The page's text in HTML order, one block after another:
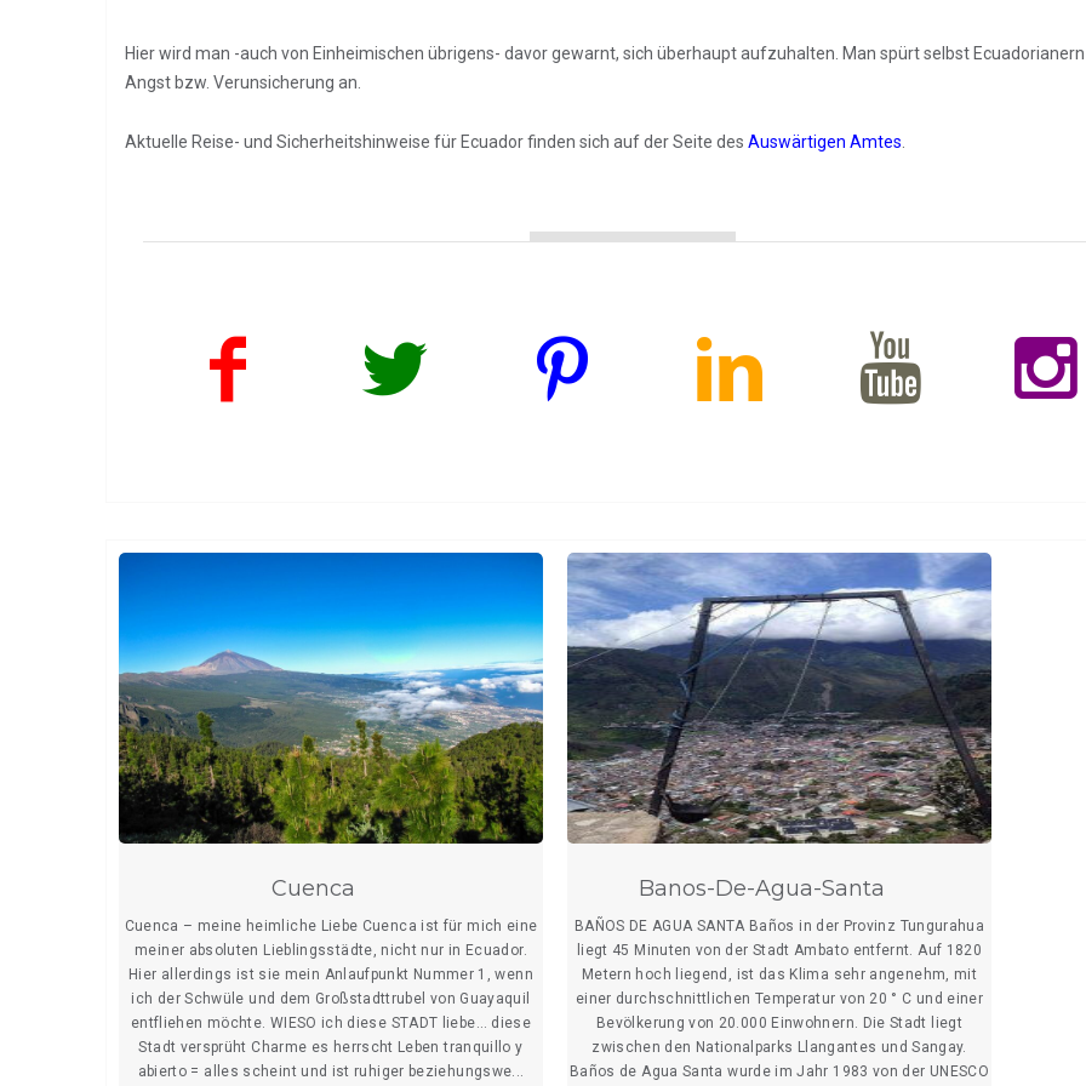
Hier wird man -auch von Einheimischen übrigens- davor gewarnt, sich überhaupt aufzuhalten. Man spürt selbst
Angst bzw. Verunsicherung an.
Aktuelle Reise- und Sicherheitshinweise für Ecuador finden sich auf der Seite des Auswärtigen Amtes
Cuenca
Cuenca – meine heimliche Liebe Cuenca ist für mich eine
meiner absoluten Lieblingsstädte, nicht nur in Ecuador.
Hier allerdings ist sie mein Anlaufpunkt Nummer 1, wenn
ich der Schwüle und dem Großstadttrubel von Guayaquil
entfliehen möchte. WIESO ich diese STADT liebe… diese
Stadt versprüht Charme es herrscht Leben tranquillo y
abierto = alles scheint und ist ruhiger beziehungswe...
Banos-De-Agua-Santa
BAÑOS DE AGUA SANTA Baños in der Provinz Tungurahua
liegt 45 Minuten von der Stadt Ambato entfernt. Auf 1820
Metern hoch liegend, ist das Klima sehr angenehm, mit
einer durchschnittlichen Temperatur von 20 ° C und einer
Bevölkerung von 20.000 Einwohnern. Die Stadt liegt
zwischen den Nationalparks Llangantes und Sangay.
Baños de Agua Santa wurde im Jahr 1983 von der UNESCO